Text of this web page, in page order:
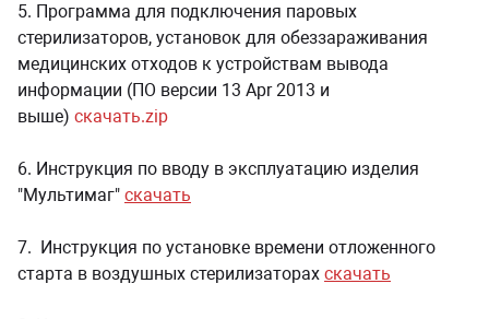
5. Программа для подключения паровых
стерилизаторов, установок для обеззараживания
медицинских отходов к устройствам вывода
информации (ПО версии 13 Apr 2013 и
выше) скачать.zip
6. Инструкция по вводу в эксплуатацию изделия
"Мультимаг" скачать
7. Инструкция по установке времени отложенного
старта в воздушных стерилизаторах скачать